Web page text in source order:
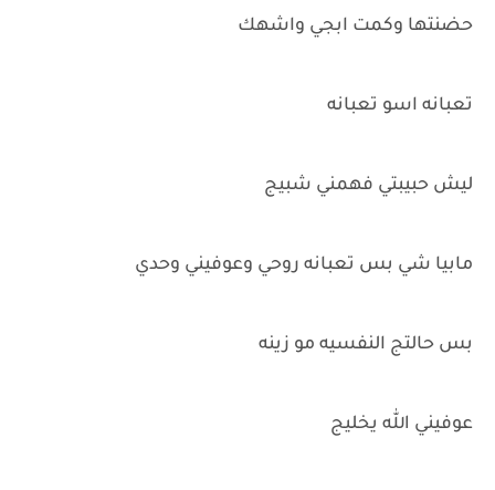
حضنتها وكمت ابجي واشهك
تعبانه اسو تعبانه
ليش حبيبتي فهمني شبيج
مابيا شي بس تعبانه روحي وعوفيني وحدي
بس حالتج النفسيه مو زينه
عوفيني الله يخليج